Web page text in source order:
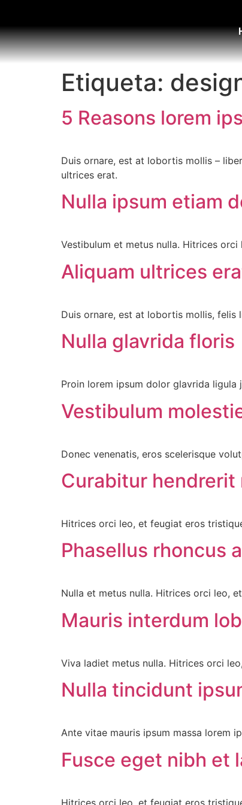
Etiqueta:
5 Reasons lorem
Duis ornare, est at lobortis mollis –
ultrices erat.
Nulla ipsum etiam
Vestibulum et metus nulla. Hitrices
Aliquam ultrices
Duis ornare, est at lobortis mollis, felis
Nulla glavrida floris
Proin lorem ipsum dolor glavrida ligula
Vestibulum
Donec venenatis, eros scelerisque
Curabitur hendrerit
Hitrices orci leo, et feugiat eros
Phasellus rhoncus
Nulla et metus nulla. Hitrices orci leo,
Mauris interdum
Viva ladiet metus nulla. Hitrices orci
Nulla tincidunt
Ante vitae mauris ipsum massa lorem
Fusce eget nibh et
Hitrices orci leo, et feugiat eros